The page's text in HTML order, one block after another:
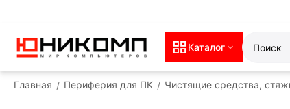
Каталог
Главная / Периферия для ПК / Чистящие средства,